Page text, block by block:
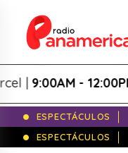
9:00AM - 12:00PM
ESPECTÁCULOS
ESPECTÁCULOS